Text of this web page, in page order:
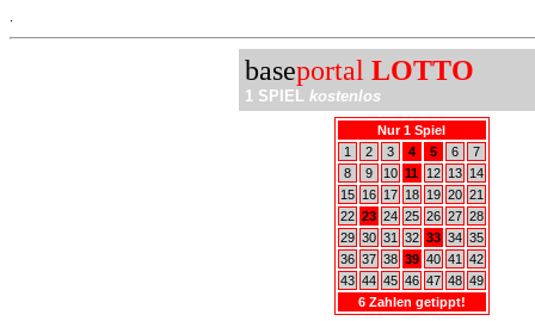
baseportal LOTTO
1 SPIEL kostenlos
Nur 1 Spiel
1
2 3 4 5 6
7
8
9 10 11 12 13
14
15
16 17 18 19 20 21
22 23 24 25 26 27 28
29 30 31 32 33 34 35
36 37 38 39 40 41
42
43 44 45 46 47 48 49
6 Zahlen getippt!